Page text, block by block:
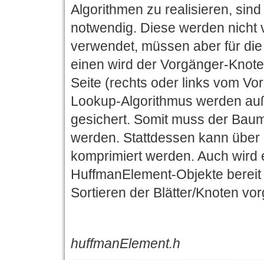
Algorithmen zu realisieren,
notwendig. Diese werden nicht
verwendet, müssen aber für
einen wird der Vorgänger-
Seite (rechts oder links vom
Lookup-Algorithmus werden
gesichert. Somit muss der
werden. Stattdessen kann
komprimiert werden. Auch
HuffmanElement-Objekte
Sortieren der Blätter/Knoten
huffmanElement.h